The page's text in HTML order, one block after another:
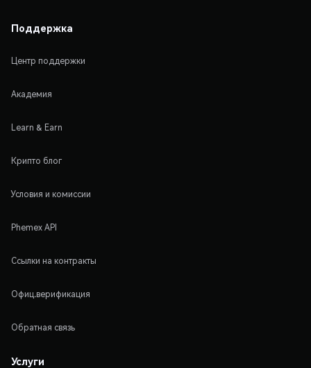
Поддержка
Центр поддержки
Академия
Learn & Earn
Крипто блог
Условия и комиссии
Phemex API
Ссылки на контракты
Офиц.верификация
Обратная связь
Услуги